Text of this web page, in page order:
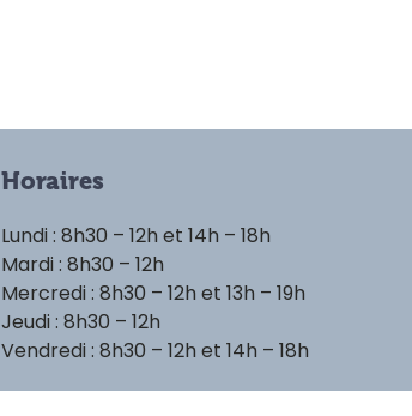
Horaires
Lundi : 8h30 – 12h et 14h – 18h
Mardi : 8h30 – 12h
Mercredi : 8h30 – 12h et 13h – 19h
Jeudi : 8h30 – 12h
Vendredi : 8h30 – 12h et 14h – 18h